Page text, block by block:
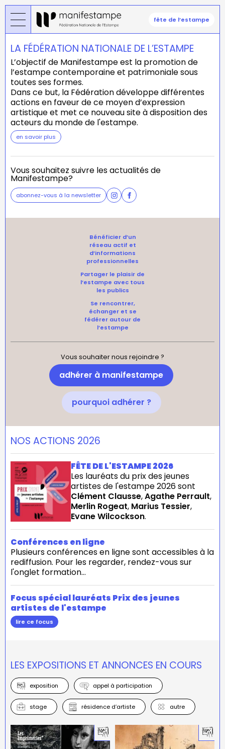
Aller
au
contenu
principal
fête de l’estampe
LA FÉDÉRATION NATIONALE DE L’ESTAMPE
L’objectif de Manifestampe est la promotion de
l’estampe contemporaine et patrimoniale sous
toutes ses formes.
Dans ce but, la Fédération développe différentes
actions en faveur de ce moyen d’expression
artistique et met ce nouveau site à disposition des
acteurs du monde de l'estampe.
en savoir plus
Vous souhaitez suivre les actualités de
Manifestampe?
abonnez-vous à la newsletter
Bénéficier d’un
réseau actif et
d’informations
professionnelles
Partager le plaisir de
l’estampe avec tous
les publics
Se rencontrer,
échanger et se
fédérer autour de
l’estampe
Vous souhaiter nous rejoindre ?
adhérer à manifestampe
pourquoi adhérer ?
NOS ACTIONS 2026
FÊTE DE L'ESTAMPE 2026
Les lauréats du prix des jeunes
artistes de l'estampe 2026 sont
Clément Clausse,Agathe Perrault,
Merlin Rogeat, Marius Tessier,
Evane Wilcockson.
Conférences en ligne
Plusieurs conférences en ligne sont accessibles à la
rediffusion. Pour les regarder, rendez-vous sur
l'onglet formation...
Focus spécial lauréats Prix des jeunes
artistes de l'estampe
lire ce focus
LES EXPOSITIONS ET ANNONCES EN COURS
exposition appel à participation
stage résidence d’artiste autre